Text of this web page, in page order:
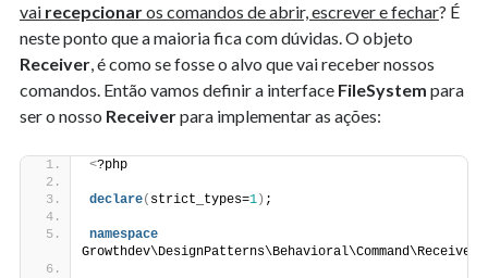
vai recepcionaros comandos de abrir, escrever e fechar? É
neste ponto que a maioria fica com dúvidas. O objeto
Receiver, é como se fosse o alvo que vai receber nossos
comandos. Então vamos definir a interface FileSystem para
ser o nosso Receiverpara implementar as ações:
<?php
declare( strict_types=1) ;
namespace
Growthdev\DesignPatterns\Behavioral\Command\Receiver;